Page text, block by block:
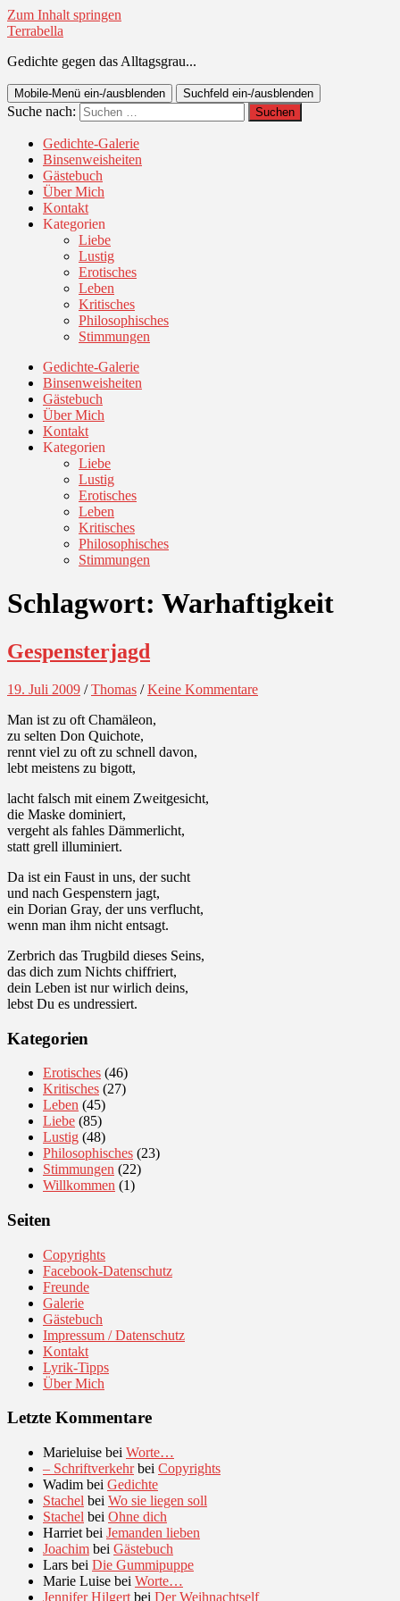
Zum Inhalt springen
Terrabella
Gedichte gegen das Alltagsgrau...
Mobile-Menü ein-/ausblenden Suchfeld ein-/ausblenden
Suche nach:
Gedichte-Galerie
Binsenweisheiten
Gästebuch
Über Mich
Kontakt
Kategorien
Liebe
Lustig
Erotisches
Leben
Kritisches
Philosophisches
Stimmungen
Gedichte-Galerie
Binsenweisheiten
Gästebuch
Über Mich
Kontakt
Kategorien
Liebe
Lustig
Erotisches
Leben
Kritisches
Philosophisches
Stimmungen
Schlagwort: Warhaftigkeit
Gespensterjagd
19. Juli 2009 /Thomas /Keine Kommentare
Man ist zu oft Chamäleon,
zu selten Don Quichote,
rennt viel zu oft zu schnell davon,
lebt meistens zu bigott,
lacht falsch mit einem Zweitgesicht,
die Maske dominiert,
vergeht als fahles Dämmerlicht,
statt grell illuminiert.
Da ist ein Faust in uns, der sucht
und nach Gespenstern jagt,
ein Dorian Gray, der uns verflucht,
wenn man ihm nicht entsagt.
Zerbrich das Trugbild dieses Seins,
das dich zum Nichts chiffriert,
dein Leben ist nur wirlich deins,
lebst Du es undressiert.
Kategorien
Erotisches (46)
Kritisches (27)
Leben (45)
Liebe (85)
Lustig (48)
Philosophisches (23)
Stimmungen (22)
Willkommen (1)
Seiten
Copyrights
Facebook-Datenschutz
Freunde
Galerie
Gästebuch
Impressum / Datenschutz
Kontakt
Lyrik-Tipps
Über Mich
Letzte Kommentare
Marieluise bei Worte…
– Schriftverkehrbei Copyrights
Wadim bei Gedichte
Stachel bei Wo sie liegen soll
Stachel bei Ohne dich
Harriet bei Jemanden lieben
Joachim bei Gästebuch
Lars bei Die Gummipuppe
Marie Luise bei Worte…
Jennifer Hilgert bei Der Weihnachtself